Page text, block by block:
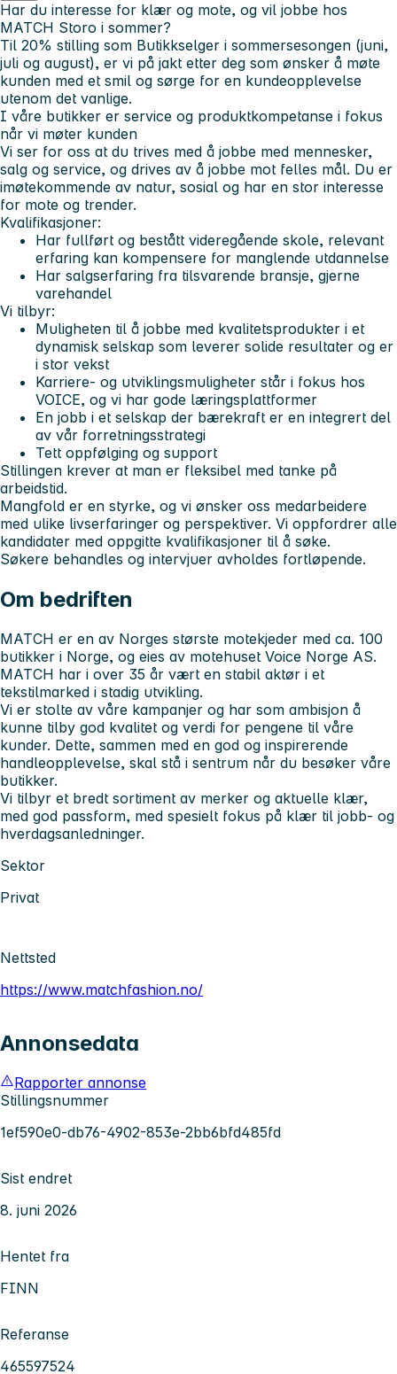
Har du interesse for klær og mote, og vil jobbe hos
MATCH Storo i sommer?
Til 20% stilling som Butikkselger i sommersesongen (juni,
juli og august), er vi på jakt etter deg som ønsker å møte
kunden med et smil og sørge for en kundeopplevelse
utenom det vanlige.
I våre butikker er service og produktkompetanse i fokus
når vi møter kunden
Vi ser for oss at du trives med å jobbe med mennesker,
salg og service, og drives av å jobbe mot felles mål. Du er
imøtekommende av natur, sosial og har en stor interesse
for mote og trender.
Kvalifikasjoner:
Har fullført og bestått videregående skole, relevant
erfaring kan kompensere for manglende utdannelse
Har salgserfaring fra tilsvarende bransje, gjerne
varehandel
Vi tilbyr:
Muligheten til å jobbe med kvalitetsprodukter i et
dynamisk selskap som leverer solide resultater og er
i stor vekst
Karriere- og utviklingsmuligheter står i fokus hos
VOICE, og vi har gode læringsplattformer
En jobb i et selskap der bærekraft er en integrert del
av vår forretningsstrategi
Tett oppfølging og support
Stillingen krever at man er fleksibel med tanke på
arbeidstid.
Mangfold er en styrke, og vi ønsker oss medarbeidere
med ulike livserfaringer og perspektiver. Vi oppfordrer alle
kandidater med oppgitte kvalifikasjoner til å søke.
Søkere behandles og intervjuer avholdes fortløpende.
Om bedriften
MATCH er en av Norges største motekjeder med ca. 100
butikker i Norge, og eies av motehuset Voice Norge AS.
MATCH har i over 35 år vært en stabil aktør i et
tekstilmarked i stadig utvikling.
Vi er stolte av våre kampanjer og har som ambisjon å
kunne tilby god kvalitet og verdi for pengene til våre
kunder. Dette, sammen med en god og inspirerende
handleopplevelse, skal stå i sentrum når du besøker våre
butikker.
Vi tilbyr et bredt sortiment av merker og aktuelle klær,
med god passform, med spesielt fokus på klær til jobb- og
hverdagsanledninger.
Sektor
Privat
Nettsted
https://www.matchfashion.no/
Annonsedata
Rapporter annonse
Stillingsnummer
1ef590e0-db76-4902-853e-2bb6bfd485fd
Sist endret
8. juni 2026
Hentet fra
FINN
Referanse
465597524